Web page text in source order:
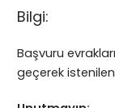
Bilgi:
Başvuru
geçerek istenilen